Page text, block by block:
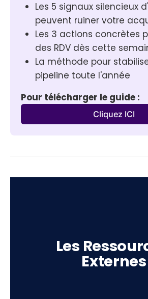
Les 5 signaux silencieux
peuvent ruiner votre
Les 3 actions concrètes
des RDV dès cette
La méthode pour
pipeline toute l'année
Pour télécharger le guide :
Cliquez ICI
Les
Externes